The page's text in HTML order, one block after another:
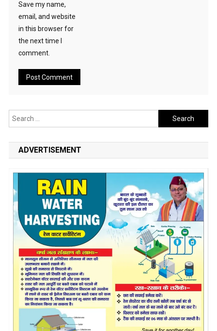
Save my name,
email, and website
in this browser for
the next time I
comment.
Search
for:
ADVERTISEMENT